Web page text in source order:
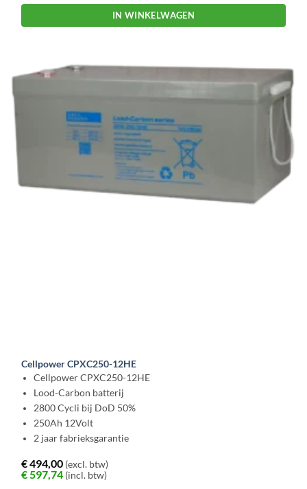
IN WINKELWAGEN
Cellpower CPXC250-12HE
Cellpower CPXC250-12HE
Lood-Carbon batterij
2800 Cycli bij DoD 50%
250Ah 12Volt
2 jaar fabrieksgarantie
€494,00 (excl. btw)
€597,74 (incl. btw)